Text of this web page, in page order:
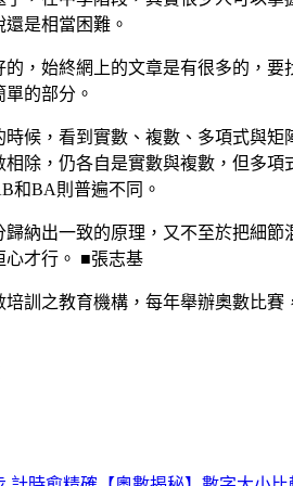
是相當困難。
的，始終網上的文章是有很多的，
的部分。
候，看到實數、複數、多項式與
相除，仍各自是實數與複數，但多
和BA則普遍不同。
納出一致的原理，又不至於把細
心才行。 ■張志基
訓之教育機構，每年舉辦奧數比